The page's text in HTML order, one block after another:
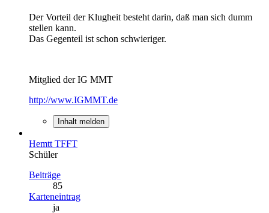
Der Vorteil der Klugheit besteht darin, daß man sich dumm
stellen kann.
Das Gegenteil ist schon schwieriger.
Mitglied der IG MMT
http://www.IGMMT.de
Inhalt melden
Hemtt TFFT
Schüler
Beiträge
85
Karteneintrag
ja